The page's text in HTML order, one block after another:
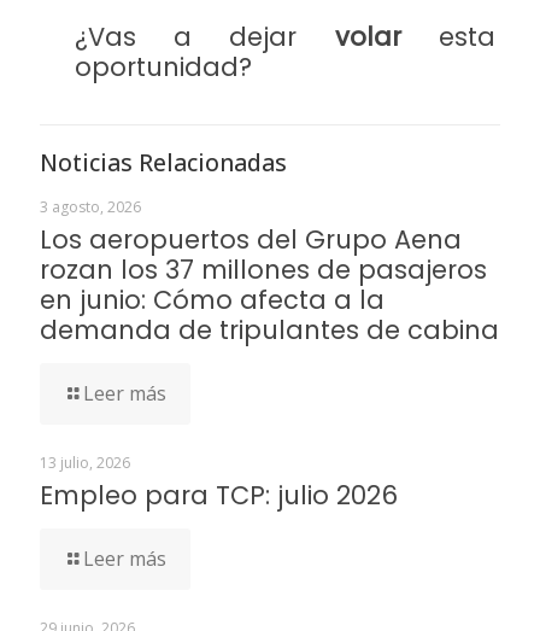
¿Vas a dejar volaresta
oportunidad?
Noticias Relacionadas
3 agosto, 2026
Los aeropuertos del Grupo Aena
rozan los 37 millones de pasajeros
en junio: Cómo afecta a la
demanda de tripulantes de cabina
Leer más
13 julio, 2026
Empleo para TCP: julio 2026
Leer más